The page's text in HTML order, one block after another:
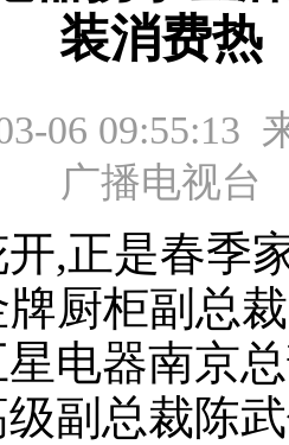
装消费热
06 09:55:13
广播电视台
正是春季
厨柜副总
电器南京
副总裁陈